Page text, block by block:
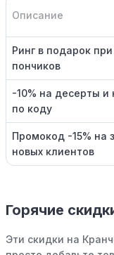
Описание
Ринг в подарок
пончиков
-10% на десерты и
по коду
Промокод -15% на
новых клиентов
Горячие
Эти скидки на